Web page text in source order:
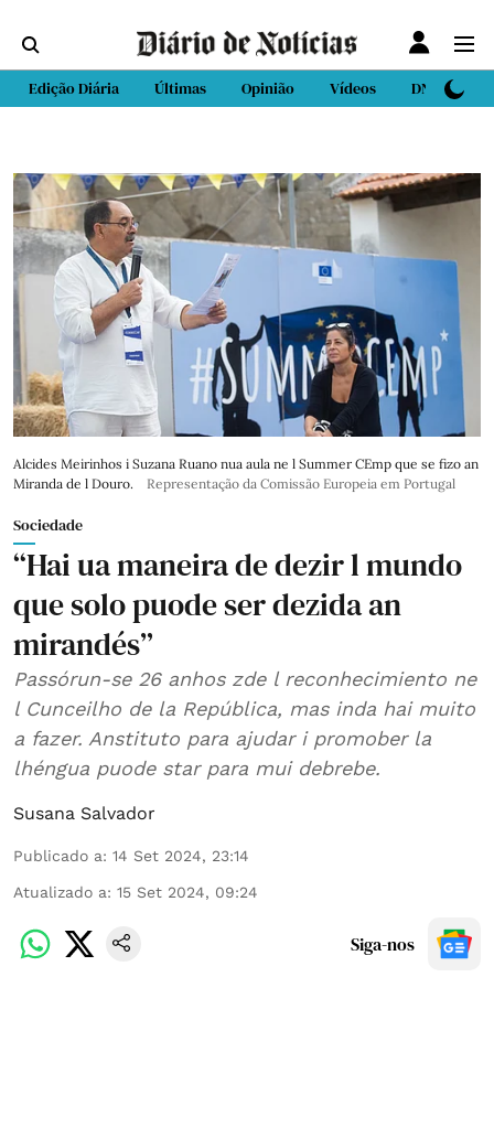
Edição Diária Últimas Opinião Vídeos DN Sport
Alcides Meirinhos i Suzana Ruano nua aula ne l Summer CEmp que se fizo an
Miranda de l Douro.
Representação da Comissão Europeia em Portugal
Sociedade
“Hai ua maneira de dezir l mundo
que solo puode ser dezida an
mirandés”
Passórun-se 26 anhos zde l reconhecimiento ne
l Cunceilho de la República, mas inda hai muito
a fazer. Anstituto para ajudar i promober la
lhéngua puode star para mui debrebe.
Susana Salvador
Publicado a: 14 Set 2024, 23:14
Atualizado a: 15 Set 2024, 09:24
Siga-nos